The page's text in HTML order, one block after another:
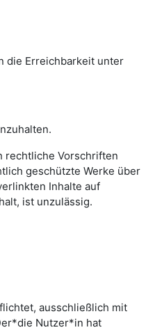
die Erreichbarkeit unter
rechtliche Vorschriften
geschützte Werke über
Inhalte auf
ist unzulässig.
ausschließlich mit
Nutzer*in hat